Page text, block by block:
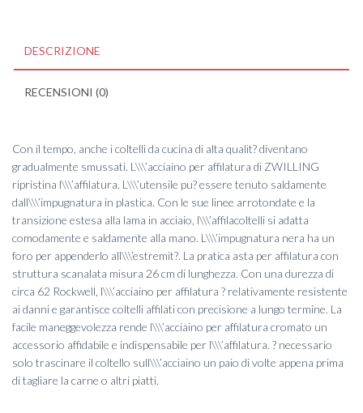
DESCRIZIONE
RECENSIONI (0)
Con il tempo, anche i coltelli da cucina di alta qualit? diventano
gradualmente smussati. L\\\’acciaino per affilatura di ZWILLING
ripristina l\\\’affilatura. L\\\’utensile pu? essere tenuto saldamente
dall\\\’impugnatura in plastica. Con le sue linee arrotondate e la
transizione estesa alla lama in acciaio, l\\\’affilacoltelli si adatta
comodamente e saldamente alla mano. L\\\’impugnatura nera ha un
foro per appenderlo all\\\’estremit?. La pratica asta per affilatura con
struttura scanalata misura 26 cm di lunghezza. Con una durezza di
circa 62 Rockwell, l\\\’acciaino per affilatura ? relativamente resistente
ai danni e garantisce coltelli affilati con precisione a lungo termine. La
facile maneggevolezza rende l\\\’acciaino per affilatura cromato un
accessorio affidabile e indispensabile per l\\\’affilatura. ? necessario
solo trascinare il coltello sull\\\’acciaino un paio di volte appena prima
di tagliare la carne o altri piatti.